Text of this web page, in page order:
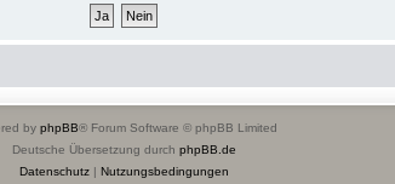
by phpBB® Forum Software © phpBB Limited
Deutsche Übersetzung durch phpBB.de
Datenschutz| Nutzungsbedingungen